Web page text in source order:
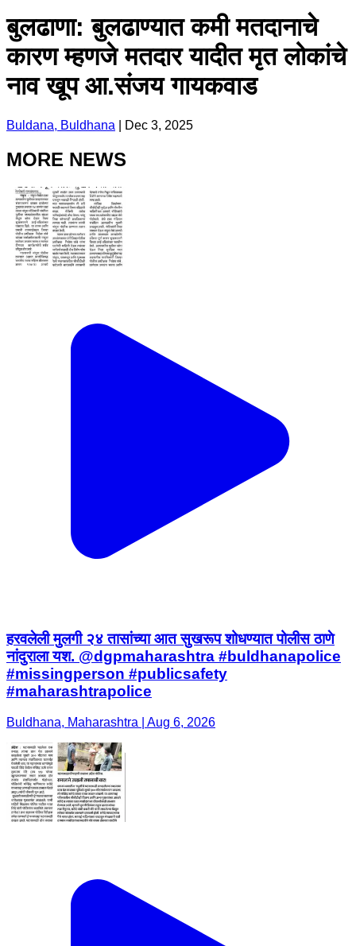
बुलढाणा: बुलढाण्यात कमी मतदानाचे
कारण म्हणजे मतदार यादीत मृत लोकांचे
नाव खूप आ.संजय गायकवाड
Buldana, Buldhana Dec 3, 2025
MORE NEWS
हरवलेली मुलगी २४ तासांच्या आत सुखरूप शोधण्यात पोलीस ठाणे
नांदुराला यश. @dgpmaharashtra #buldhanapolice
#missingperson #publicsafety
#maharashtrapolice
Buldhana, Maharashtra | Aug 6, 2026